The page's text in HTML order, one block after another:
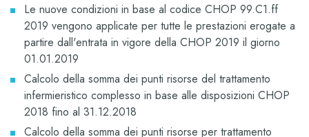
Le nuove condizioni in base al codice CHOP 99.C1.ff
2019 vengono applicate per tutte le prestazioni erogate a
partire dall'entrata in vigore della CHOP 2019 il giorno
01.01.2019
Calcolo della somma dei punti risorse del trattamento
infermieristico complesso in base alle disposizioni CHOP
2018 fino al 31.12.2018
Calcolo della somma dei punti risorse per trattamento